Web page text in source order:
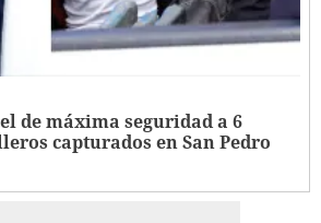
de máxima seguridad a 6
capturados en San Pedro